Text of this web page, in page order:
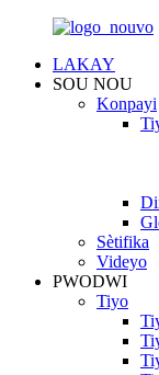
LAKAY
SOU NOU
Konpayi
Sètifika
Videyo
PWODWI
Tiyo